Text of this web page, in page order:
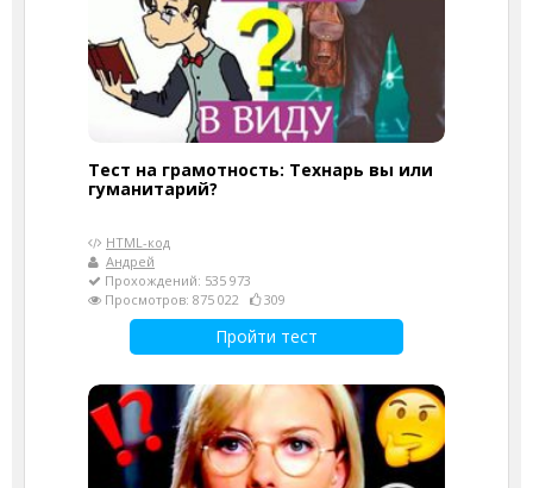
Тест на грамотность: Технарь вы или
гуманитарий?
HTML-код
Андрей
Прохождений: 535 973
Просмотров: 875 022
309
Пройти тест